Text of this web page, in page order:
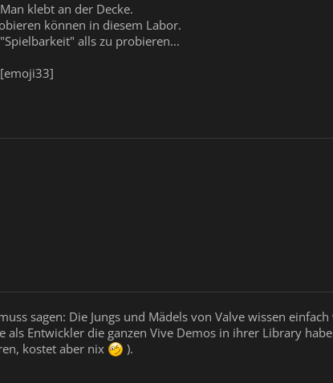
klebt an der Decke.
können in diesem Labor.
alls zu probieren...
sagen: Die Jungs und Mädels von Valve wissen
als Entwickler die ganzen Vive Demos in ihrer Library
kostet aber nix
).